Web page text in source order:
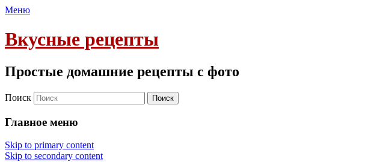
Меню
Вкусные рецепты
Простые домашние рецепты с фото
Поиск
Главное меню
Skip to primary content
Skip to secondary content